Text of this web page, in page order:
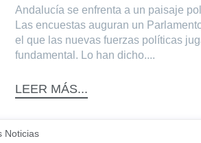
Andalucía se enfrenta a un paisaje
Las encuestas auguran un
el que las nuevas fuerzas políticas
fundamental. Lo han dicho....
LEER MÁS...
Noticias